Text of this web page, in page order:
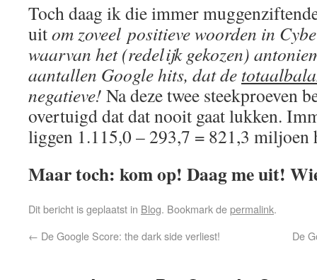
Toch daag ik die immer
uitom zoveel positieve woorden in
waarvan het (redelijk gekozen)
aantallen Google hits, dat de
negatieve! Na deze twee steekproeven
overtuigd dat dat nooit gaat lukken.
liggen 1.115,0 – 293,7 = 821,3
Maar toch: kom op! Daag me uit!
Dit bericht is geplaatst in Blog. Bookmark depermalink.
← De Google Score: the dark side verliest! De